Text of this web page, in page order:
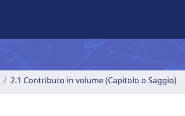
2.1 Contributo in volume (Capitolo o Saggio)